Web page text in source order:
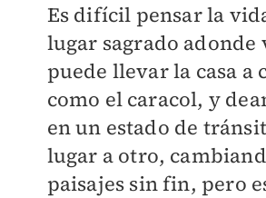
Es difícil pensar la
lugar sagrado adonde
puede llevar la casa a
como el caracol, y
en un estado de
lugar a otro,
paisajes sin fin, pero